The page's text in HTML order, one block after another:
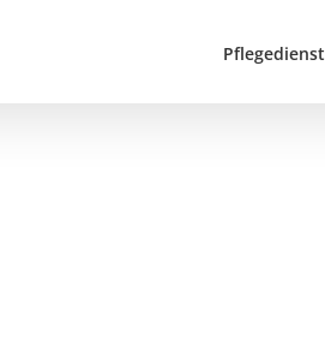
Pflegedienst